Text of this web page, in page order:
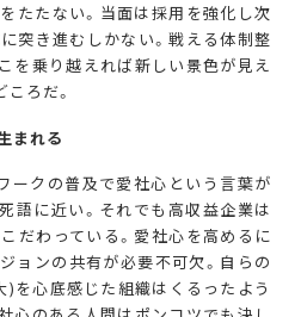
たたない。当面は採用を強化し次
突き進むしかない。戦える体制整
を乗り越えれば新しい景色が見え
ろだ。
まれる
ークの普及で愛社心という言葉が
語に近い。それでも高収益企業は
だわっている。愛社心を高めるに
ョンの共有が必要不可欠。自らの
)を心底感じた組織はくるったよう